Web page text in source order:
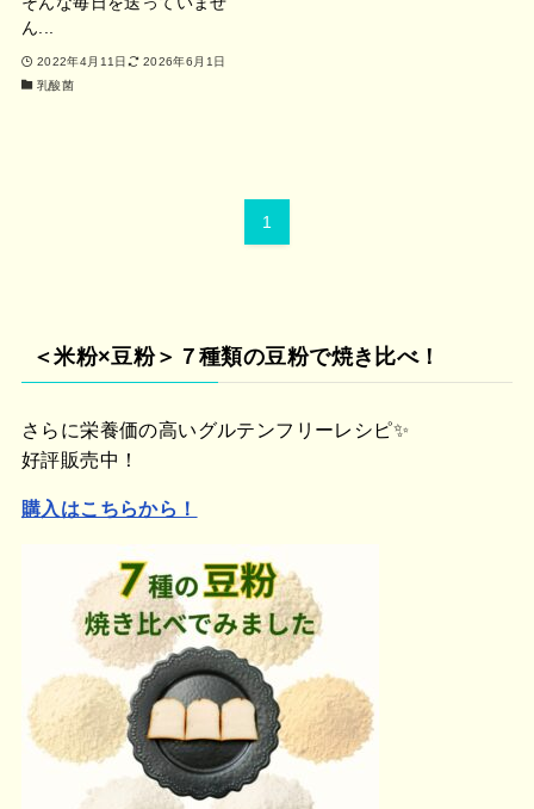
ん...
2022年4月11日
2026年6月1日
乳酸菌
1
＜米粉×豆粉＞７種類の豆粉で焼き比べ！
さらに栄養価の高いグルテンフリーレシピ✨
好評販売中！
購入はこちらから！